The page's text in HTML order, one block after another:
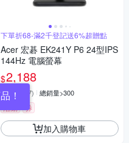
下單折68-滿2千登記送6%超贈點
Acer 宏碁 EK241Y P6 24型IPS
144Hz 電腦螢幕
$2,188
4.9 17) 總銷量>300
券
加入購物車